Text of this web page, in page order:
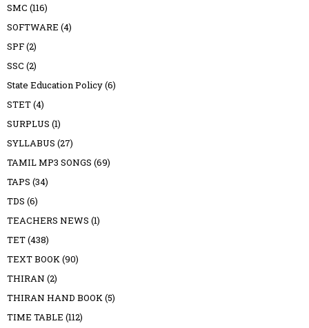
SMC (116)
SOFTWARE (4)
SPF(2)
SSC (2)
State Education Policy(6)
STET(4)
SURPLUS (1)
SYLLABUS (27)
TAMIL MP3 SONGS (69)
TAPS (34)
TDS (6)
TEACHERS NEWS (1)
TET(438)
TEXT BOOK(90)
THIRAN (2)
THIRAN HAND BOOK(5)
TIME TABLE (112)